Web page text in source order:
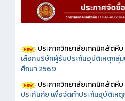
ประกาศวิทยาลัยเทคนิคสัตหีบ
เลือกบริษัทผู้รับประกันอุบัติเหตุกลุ่ม
ศึกษา 2569
ประกาศวิทยาลัยเทคนิคสัตหีบ
ประกันภัย เพื่อจัดทำประกันอุบัติเห